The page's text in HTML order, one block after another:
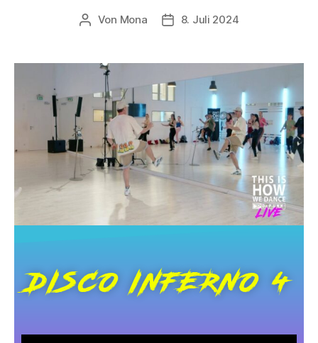
Von Mona 8. Juli 2024
DISCO INFERNO 4